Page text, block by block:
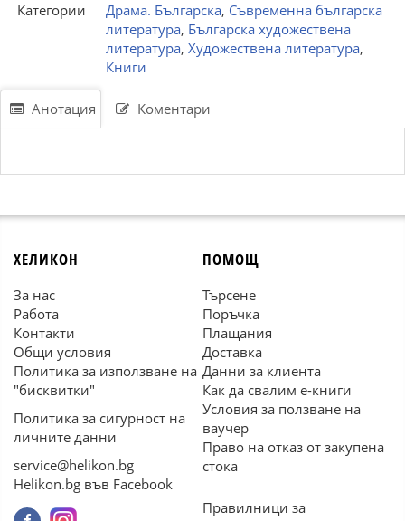
Категории
Драма. Българска, Съвременна българска
литература, Българска художествена
литература, Художествена литература,
Книги
Анотация Коментари
ХЕЛИКОН
За нас
Работа
Контакти
Общи условия
Политика за използване на
"бисквитки"
Политика за сигурност на
личните данни
service@helikon.bg
Helikon.bg във Facebook
ПОМОЩ
Търсене
Поръчка
Плащания
Доставка
Данни за клиента
Как да свалим е-книги
Условия за ползване на
ваучер
Право на отказ от закупена
стока
Правилници за